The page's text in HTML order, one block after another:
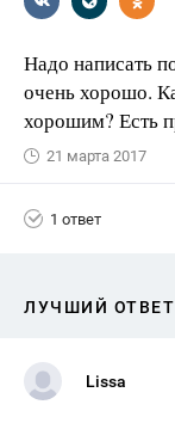
Надо написать
очень хорошо.
хорошим? Есть
21 марта 2017
1 ответ
ЛУЧШИЙ ОТВЕТ
Lissa